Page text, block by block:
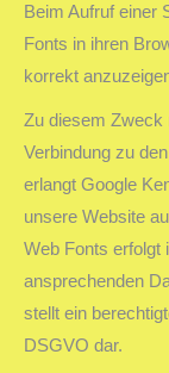
Beim Aufruf einer
Fonts in ihren
korrekt
Zu diesem Zweck
Verbindung zu
erlangt Google
unsere Website
Web Fonts erfolgt
ansprechenden
stellt ein
DSGVO dar.